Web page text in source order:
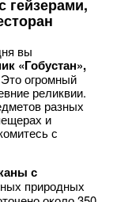
гейзерами,
вы
«Гобустан»,
огромный
реликвии.
разных
и
с
с
природных